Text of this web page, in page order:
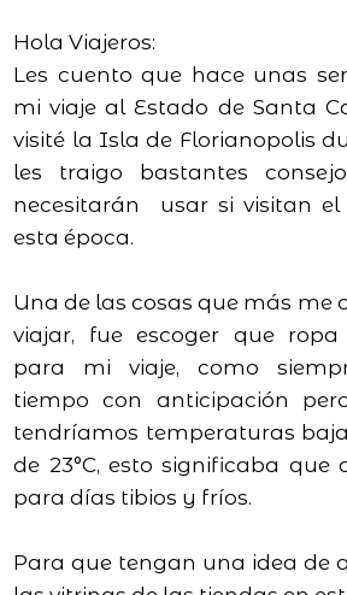
Hola Viajeros:
Les cuento que hace unas
mi viaje al Estado de Santa
visité la Isla de Florianopolis
les traigo bastantes
necesitarán usar si visitan el
esta época.
Una de las cosas que más me
viajar, fue escoger que
para mi viaje, como
tiempo con anticipación
tendríamos temperaturas
de 23°C, esto significaba que
para días tibios y fríos.
Para que tengan una idea de